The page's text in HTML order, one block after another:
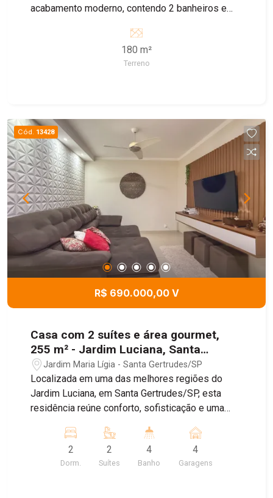
acabamento moderno, contendo 2 banheiros e
superior, recuo para 4 carros.
180 m²
Terreno
Cód. 13428
R$ 690.000,00 V
Casa com 2 suítes e área gourmet,
255 m² - Jardim Luciana, Santa
Gertrudes/SP
Jardim Maria Lígia - Santa Gertrudes/SP
Localizada em uma das melhores regiões do
Jardim Luciana, em Santa Gertrudes/SP, esta
residência reúne conforto, sofisticação e uma
de vida. O imóvel foi projetado com acabamentos
de excelente padrão, oferecendo ambientes
amplos, funcionais e prontos para receber sua
2
Dorm.
2
Suítes
4
Banho
4
Garagens